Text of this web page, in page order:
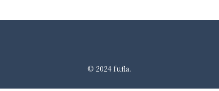
© 2024 fufla.